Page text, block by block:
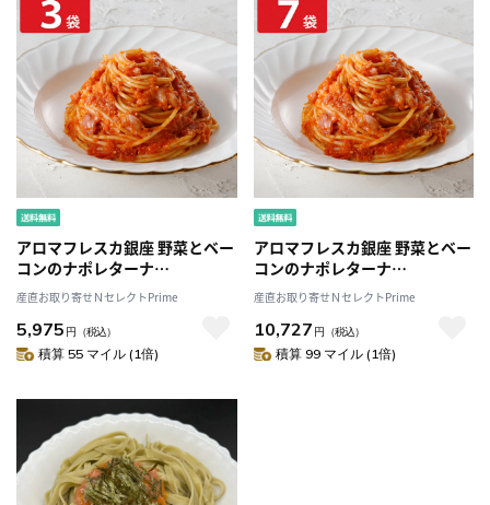
アロマフレスカ銀座 野菜とベー
コンのナポレターナ
〔310g×3〕
産直お取り寄せＮセレクトPrime
5,975 円 （税込）
積算 55 マイル (1倍)
アロマフレスカ銀座 野菜とベー
コンのナポレターナ
〔310g×7〕
産直お取り寄せＮセレクトPrime
10,727 円 （税込）
積算 99 マイル (1倍)